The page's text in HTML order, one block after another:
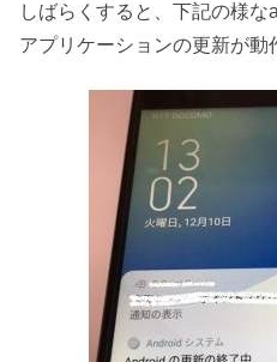
しばらくすると、下記の様な
アプリケーションの更新が動